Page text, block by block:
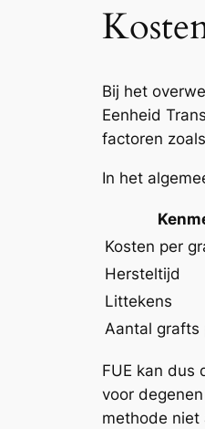
Bij het
Eenheid
factoren
In het
Kosten per
Hersteltijd
Littekens
Aantal grafts
FUE kan dus
voor
methode niet